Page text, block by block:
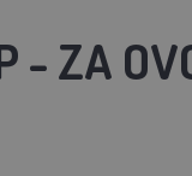
- ZA